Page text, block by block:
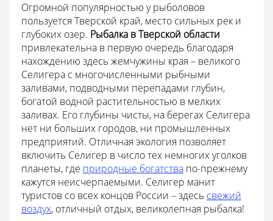
Огромной популярностью у рыболовов
пользуется Тверской край, место сильных рек и
глубоких озер. Рыбалка в Тверской области
привлекательна в первую очередь благодаря
нахождению здесь жемчужины края – великого
Селигера с многочисленными рыбными
заливами, подводными перепадами глубин,
богатой водной растительностью в мелких
заливах. Его глубины чисты, на берегах Селигера
нет ни больших городов, ни промышленных
предприятий. Отличная экология позволяет
включить Селигер в число тех немногих уголков
планеты, где природные богатства по-прежнему
кажутся неисчерпаемыми. Селигер манит
туристов со всех концов России – здесь свежий
воздух, отличный отдых, великолепная рыбалка!